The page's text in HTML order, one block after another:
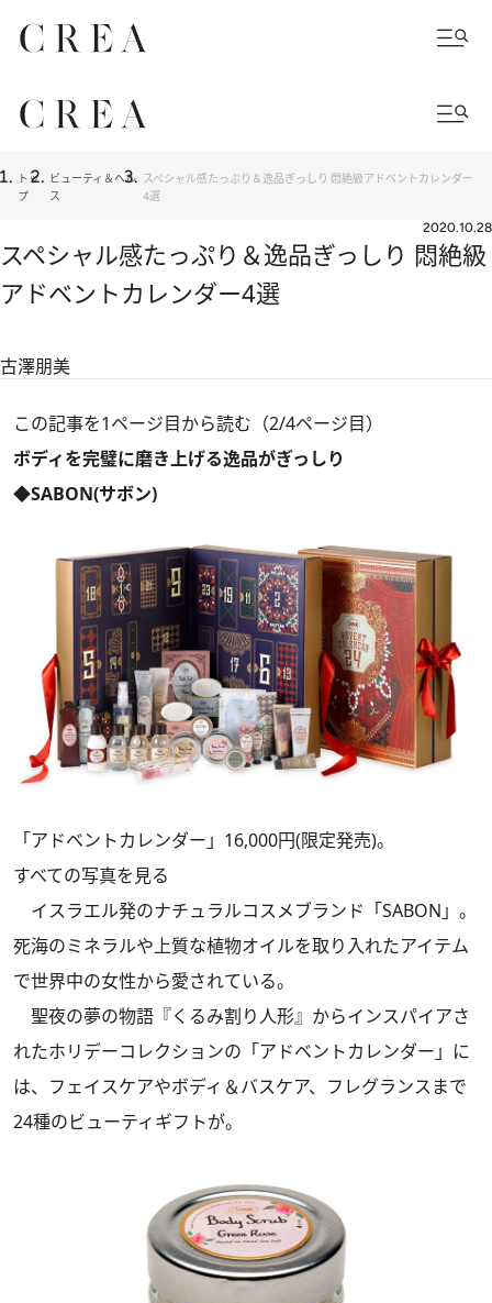
トッ
プ
ビューティ＆ヘル
ス
スペシャル感たっぷり＆逸品ぎっしり 悶絶級アドベントカレンダー
4選
2020.10.28
スペシャル感たっぷり＆逸品ぎっしり 悶絶級
アドベントカレンダー4選
古澤朋美
この記事を1ページ目から読む（2/4ページ目）
ボディを完璧に磨き上げる逸品がぎっしり
◆SABON(サボン)
「アドベントカレンダー」16,000円(限定発売)。
すべての写真を見る
イスラエル発のナチュラルコスメブランド「SABON」。
死海のミネラルや上質な植物オイルを取り入れたアイテム
で世界中の女性から愛されている。
聖夜の夢の物語『くるみ割り人形』からインスパイアさ
れたホリデーコレクションの「アドベントカレンダー」に
は、フェイスケアやボディ＆バスケア、フレグランスまで
24種のビューティギフトが。